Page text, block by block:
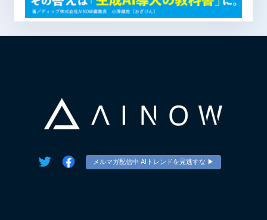
メルマガ配信中 AIトレンドを見逃すな ▶︎